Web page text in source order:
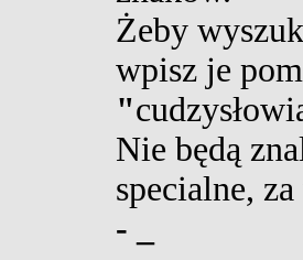
Żeby
wpisz je
"
Nie będą
specialne,
- _